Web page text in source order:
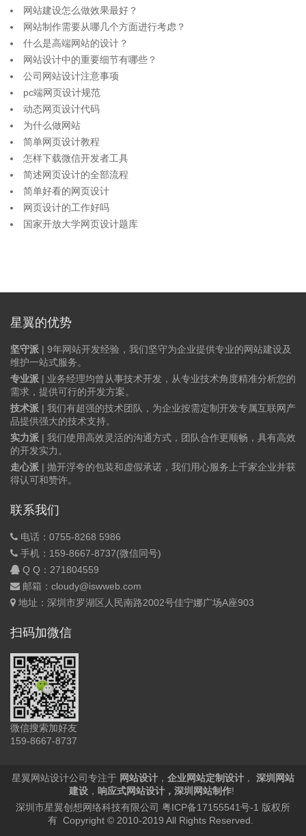
网站建设怎么做效果最好？
网站制作需要从哪几个方面进行考虑？
什么是高端网站的设计？
网站设计中的重要细节有哪些？
公司网站设计注意事项
pc端网页设计规范
动态网页设计代码
为什么做网站
简单网页设计教程
怎样下载微信开发者工具
简述网页设计的全部流程
简单好看的网页设计
网页设计的工作好吗
国家开放大学网页设计题库
星翼的优势
坚守派 | 9年网站开发经验，我们坚守为企业提供专业的网站建设及
维护一站式服务。
专业派 | 业务经理均曾从事技术开发，从专业技术角度精准分析您的
需求，提供可行的开发方案。
技术派 | 我们有超强的技术团队，为企业按需定制开发专属互联网产
品提供强大的技术支持。
实力派 | 我们使用高效灵活的沟通方式，团队合作更顺畅，具有高效
的开发实力。
走心派 | 抛开浮夸的包装和虚假承诺，我们用心服务上千家企业并获
得认可和赞许。
联系我们
电话：0755-8268 5986
手机：159-8667-8737(微信同号)
Q Q： 271804559
邮箱：cloudy@iswweb.com
地址：深圳市罗湖区人民南路2002号佳宁娜广场A座903
扫码加微信
微信搜索加好友
159-8667-8737
星翼网站设计公司专注于 网站设计 ， 企业网站定制设计 ，
深圳网站
建设 ， 响应式网站设计 ， 深圳网站制作!
深圳市星翼创想网络科技有限公司 粤ICP备17155541号-1 版权所
有 Copyright © 2010-2019 All Rights Reserved.